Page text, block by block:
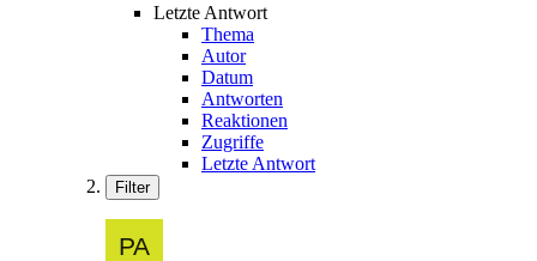
Letzte Antwort
Thema
Autor
Datum
Antworten
Reaktionen
Zugriffe
Letzte Antwort
Filter